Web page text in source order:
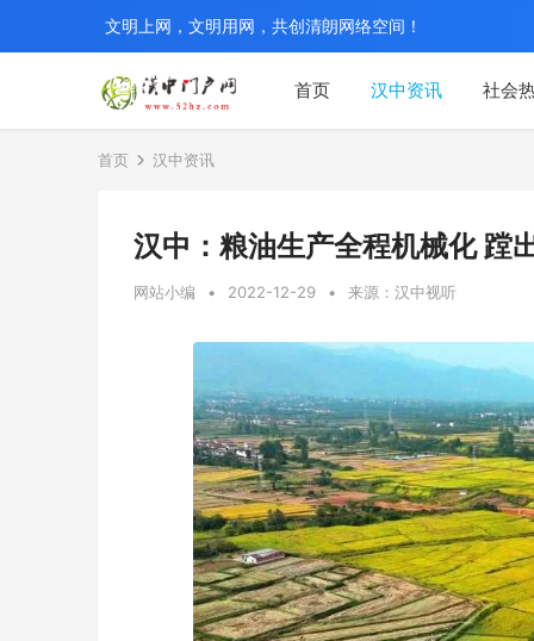
首页 汉中资讯 社会
文明上网，文明用网，共创清朗网络空间！
首页 汉中资讯
汉中：粮油生产全程机械化 蹚
网站小编 • 2022-12-29 • 来源：汉中视听